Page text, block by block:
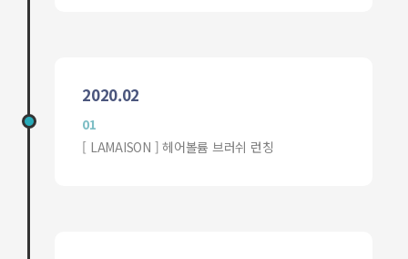
2020.02
01
[ LAMAISON ] 헤어볼륨 브러쉬 런칭